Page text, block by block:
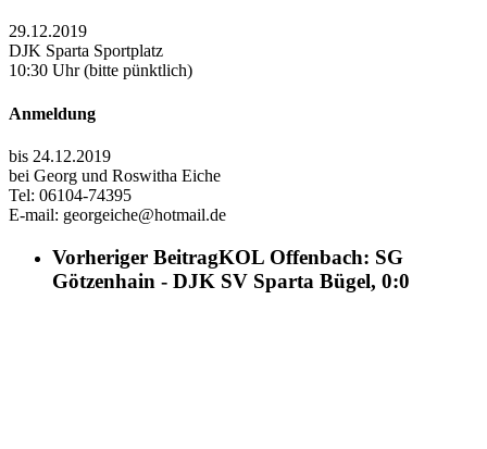
29.12.2019
DJK Sparta Sportplatz
10:30 Uhr (bitte pünktlich)
Anmeldung
bis 24.12.2019
bei Georg und Roswitha Eiche
Tel: 06104-74395
E-mail: georgeiche@hotmail.de
Vorheriger BeitragKOL Offenbach: SG
Götzenhain - DJK SV Sparta Bügel, 0:0